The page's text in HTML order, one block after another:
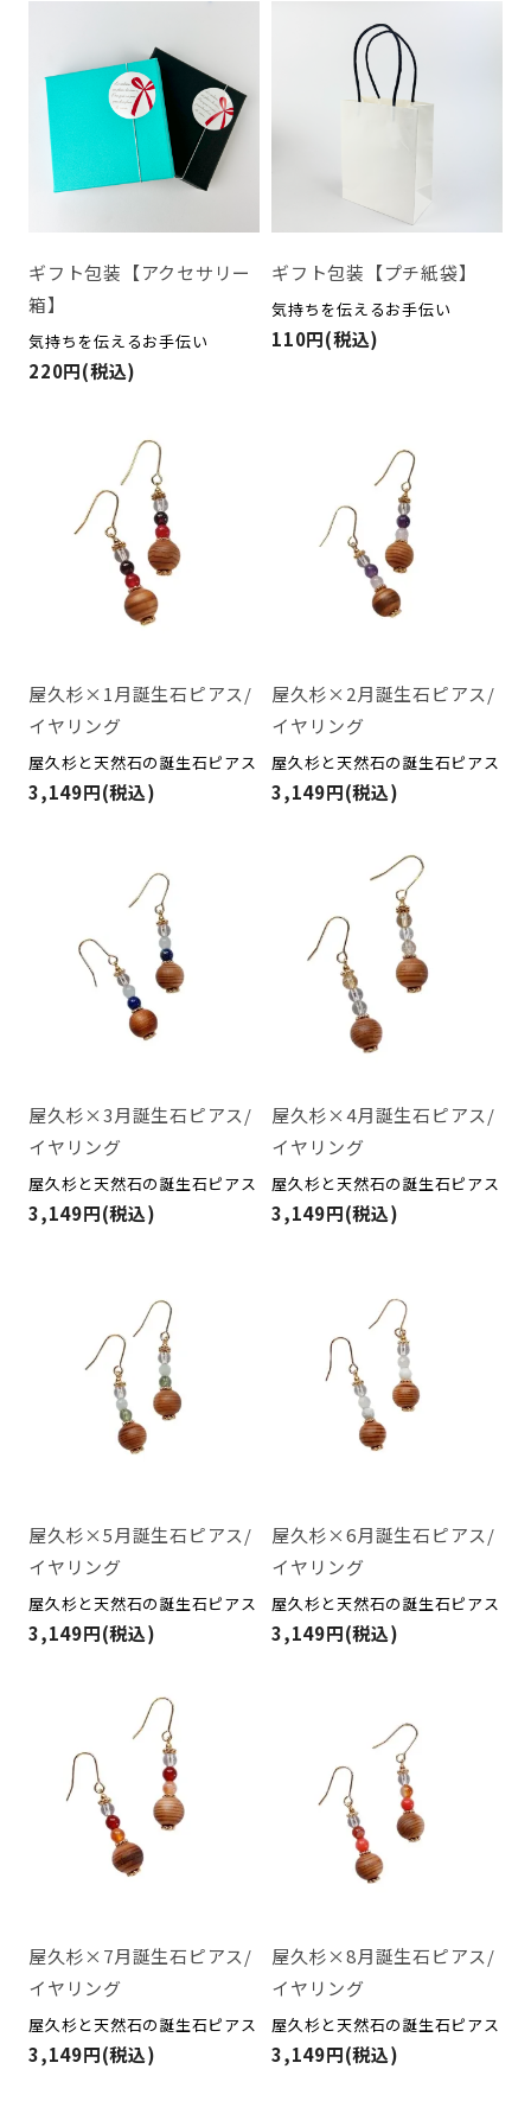
ギフト包装【アクセサリー
箱】
気持ちを伝えるお手伝い
220円(税込)
ギフト包装【プチ紙袋】
気持ちを伝えるお手伝い
110円(税込)
屋久杉×1月誕生石ピアス/
イヤリング
屋久杉と天然石の誕生石ピアス
3,149円(税込)
屋久杉×2月誕生石ピアス/
イヤリング
屋久杉と天然石の誕生石ピアス
3,149円(税込)
屋久杉×3月誕生石ピアス/
イヤリング
屋久杉と天然石の誕生石ピアス
3,149円(税込)
屋久杉×4月誕生石ピアス/
イヤリング
屋久杉と天然石の誕生石ピアス
3,149円(税込)
屋久杉×5月誕生石ピアス/
イヤリング
屋久杉と天然石の誕生石ピアス
3,149円(税込)
屋久杉×6月誕生石ピアス/
イヤリング
屋久杉と天然石の誕生石ピアス
3,149円(税込)
屋久杉×7月誕生石ピアス/
イヤリング
屋久杉と天然石の誕生石ピアス
3,149円(税込)
屋久杉×8月誕生石ピアス/
イヤリング
屋久杉と天然石の誕生石ピアス
3,149円(税込)